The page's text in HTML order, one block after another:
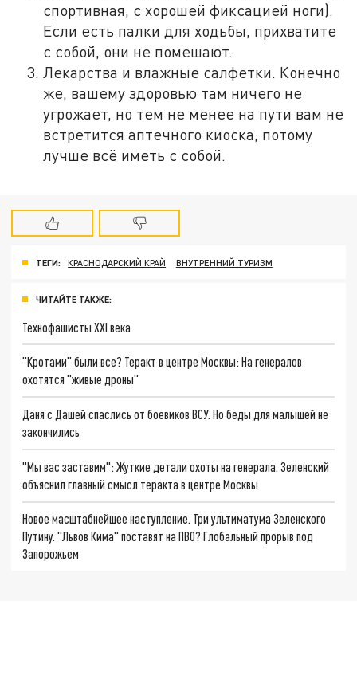
спортивная, с хорошей фиксацией ноги).
Если есть палки для ходьбы, прихватите
с собой, они не помешают.
Лекарства и влажные салфетки. Конечно
же, вашему здоровью там ничего не
угрожает, но тем не менее на пути вам не
встретится аптечного киоска, потому
лучше всё иметь с собой.
ТЕГИ: КРАСНОДАРСКИЙ КРАЙ ВНУТРЕННИЙ ТУРИЗМ
ЧИТАЙТЕ ТАКЖЕ:
Технофашисты XXI века
"Кротами" были все? Теракт в центре Москвы: На генералов
охотятся "живые дроны"
Даня с Дашей спаслись от боевиков ВСУ. Но беды для малышей не
закончились
"Мы вас заставим": Жуткие детали охоты на генерала. Зеленский
объяснил главный смысл теракта в центре Москвы
Новое масштабнейшее наступление. Три ультиматума Зеленского
Путину. "Львов Кима" поставят на ПВО? Глобальный прорыв под
Запорожьем